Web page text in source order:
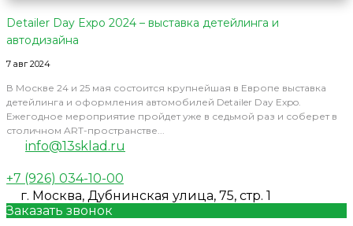
Detailer Day Expo 2024 – выставка детейлинга и
автодизайна
7 авг 2024
В Москве 24 и 25 мая состоится крупнейшая в Европе выставка
детейлинга и оформления автомобилей Detailer Day Expo.
Ежегодное мероприятие пройдет уже в седьмой раз и соберет в
столичном ART-пространстве...
info@13sklad.ru
+7 (926) 034-10-00
г. Москва, Дубнинская улица, 75, стр. 1
Заказать звонок